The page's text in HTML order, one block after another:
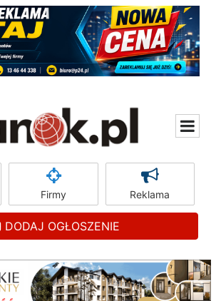
Firmy Reklama
DODAJ OGŁOSZENIE